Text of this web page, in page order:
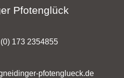
Pfotenglück
173 2354855
pfotenglueck.de